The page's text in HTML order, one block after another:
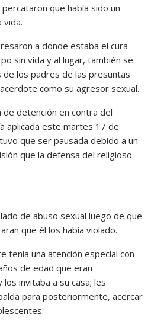
que había sido un
vida.
a donde estaba el cura
sin vida y al lugar, también se
los padres de las presuntas
como su agresor sexual.
detención en contra del
aplicada este martes 17 de
que ser pausada debido a un
que la defensa del religioso
de abuso sexual luego de que
que él los había violado.
tenía una atención especial con
de edad que eran
invitaba a su casa; les
para posteriormente, acercar